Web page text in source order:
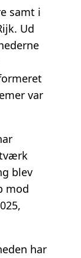
samt i
Ud
var
blev
mod
har